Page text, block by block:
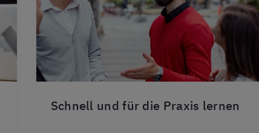
Schnell und für die Praxis lernen